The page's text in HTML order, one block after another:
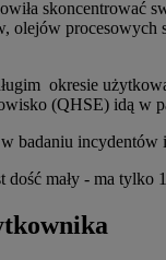
skoncentrować
olejów
okresie
(QHSE) idą w
badaniu
dość mały - ma